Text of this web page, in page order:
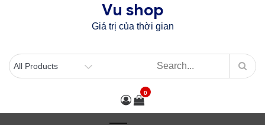
Vu shop
Giá trị của thời gian
0